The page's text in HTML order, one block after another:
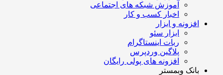
آموزش شبکه های اجتماعی
اخبار کسب و کار
افزونه و ابزار
ابزار سئو
ربات اینستاگرام
پلاگین وردپرس
افزونه های پولی رایگان
بانک وبمستر